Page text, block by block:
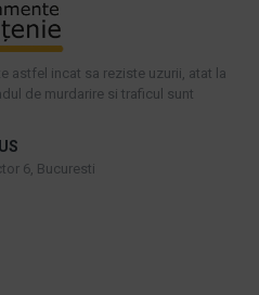
astfel incat sa reziste uzurii, atat la
de murdarire si traficul sunt
6, Bucuresti